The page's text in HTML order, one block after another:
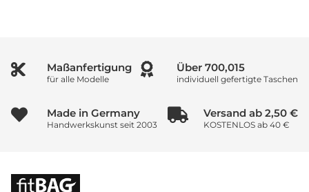
Maßanfertigung
für alle Modelle
Über 1,000,021
individuell gefertigte Taschen
Made in Germany
Handwerkskunst seit 2003
Versand ab 2,50 €
KOSTENLOS ab 40 €